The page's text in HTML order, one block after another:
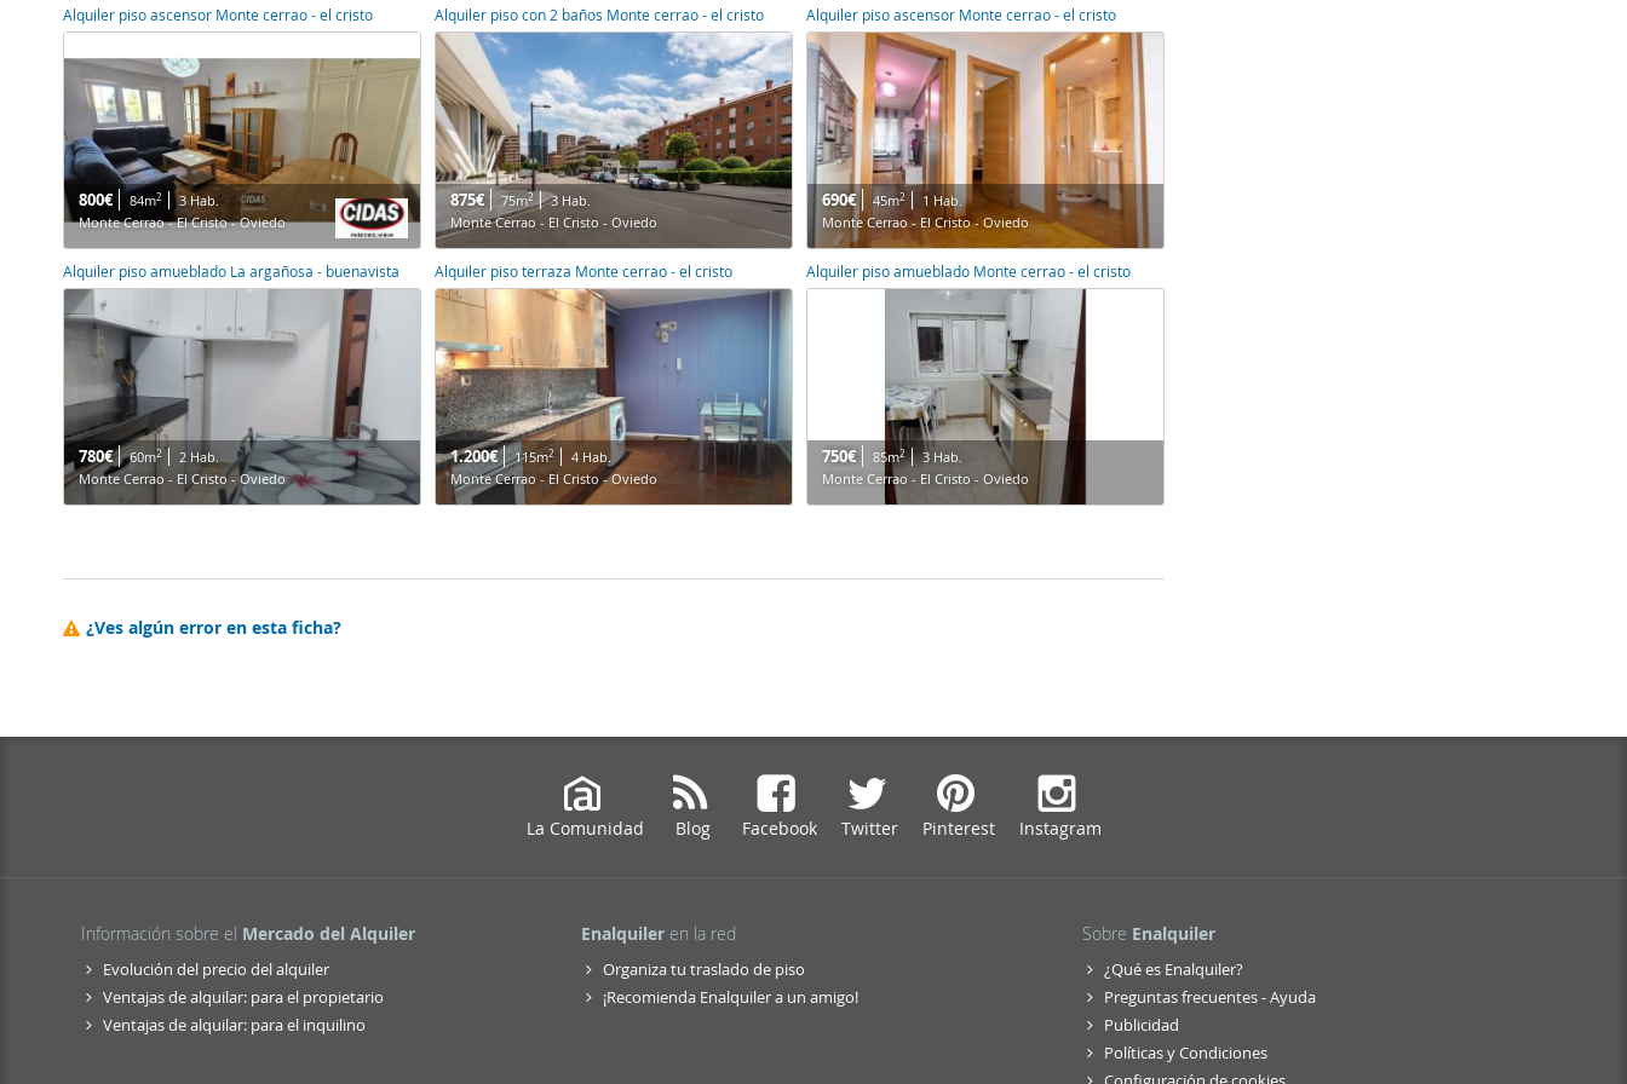
Alquiler piso ascensor Monte cerrao - el cristo
800€ 84m2
3 Hab.
Monte Cerrao - El Cristo - Oviedo
Alquiler piso con 2 baños Monte cerrao - el cristo
875€ 75m2
3 Hab.
Monte Cerrao - El Cristo - Oviedo
Alquiler piso ascensor Monte cerrao - el cristo
690€ 45m2
1 Hab.
Monte Cerrao - El Cristo - Oviedo
Alquiler piso amueblado La argañosa - buenavista
780€ 60m2
2 Hab.
Monte Cerrao - El Cristo - Oviedo
Alquiler piso terraza Monte cerrao - el cristo
1.200€ 115m2
4 Hab.
Monte Cerrao - El Cristo - Oviedo
Alquiler piso amueblado Monte cerrao - el cristo
750€ 85m2
3 Hab.
Monte Cerrao - El Cristo - Oviedo
¿Ves algún error en esta ficha?
La Comunidad Blog Facebook Twitter Pinterest Instagram
Información sobre el Mercado del Alquiler
Evolución del precio del alquiler
Ventajas de alquilar: para el propietario
Ventajas de alquilar: para el inquilino
Enalquiler en la red
Organiza tu traslado de piso
¡Recomienda Enalquiler a un amigo!
Sobre Enalquiler
¿Qué es Enalquiler?
Preguntas frecuentes - Ayuda
Publicidad
Políticas y Condiciones